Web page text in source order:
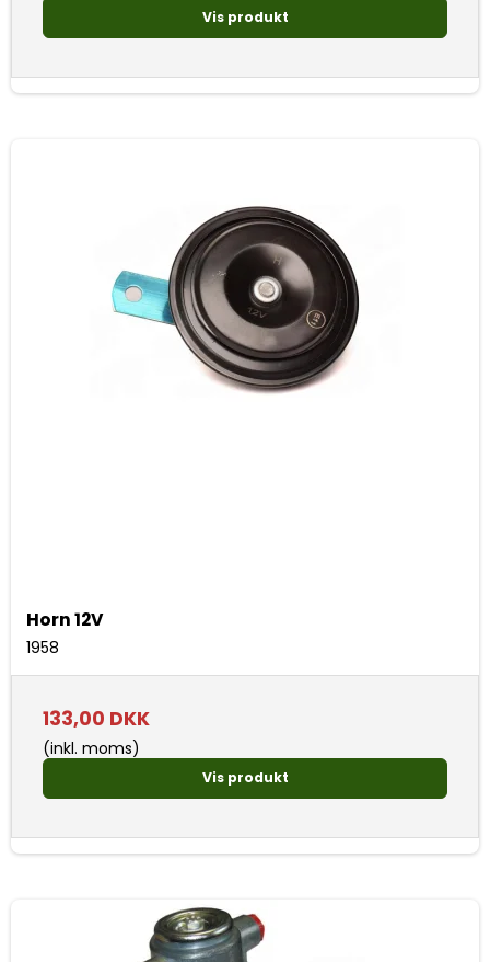
Vis produkt
Horn 12V
1958
133,00 DKK
(inkl. moms)
Vis produkt